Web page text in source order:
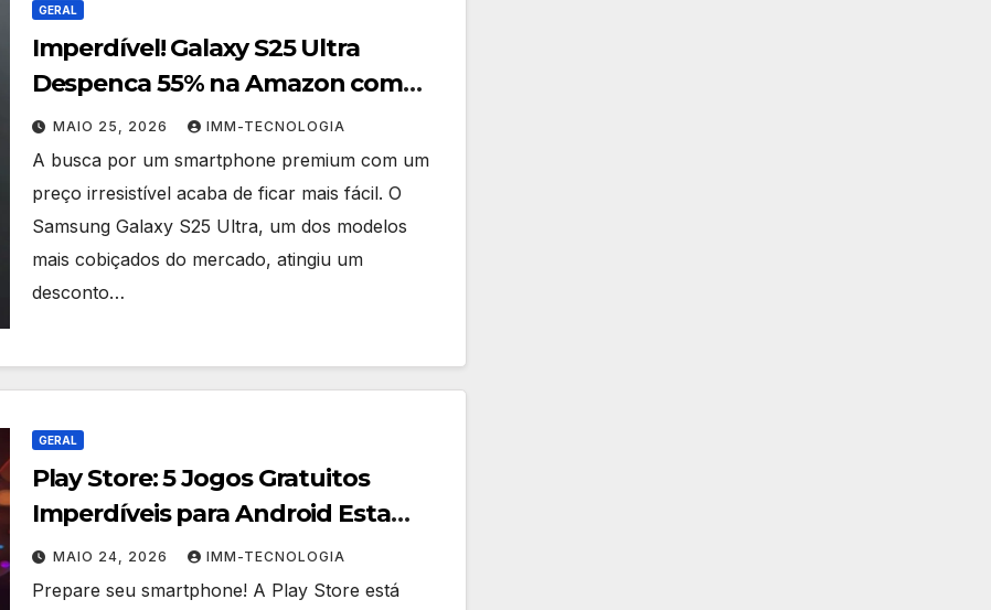
GERAL
Imperdível! Galaxy S25 Ultra
Despenca 55% na Amazon com
Cupom Exclusivo
MAIO 25, 2026 IMM-TECNOLOGIA
A busca por um smartphone premium com um
preço irresistível acaba de ficar mais fácil. O
Samsung Galaxy S25 Ultra, um dos modelos
mais cobiçados do mercado, atingiu um
desconto…
GERAL
Play Store: 5 Jogos Gratuitos
Imperdíveis para Android Esta
Semana
MAIO 24, 2026 IMM-TECNOLOGIA
Prepare seu smartphone! A Play Store está